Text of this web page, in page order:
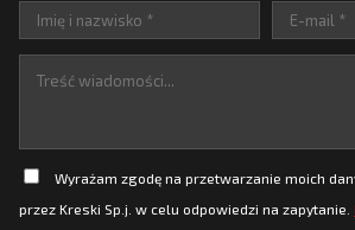
Wyrażam zgodę na przetwarzanie moich
przez Kreski Sp.j. w celu odpowiedzi na zapytanie.